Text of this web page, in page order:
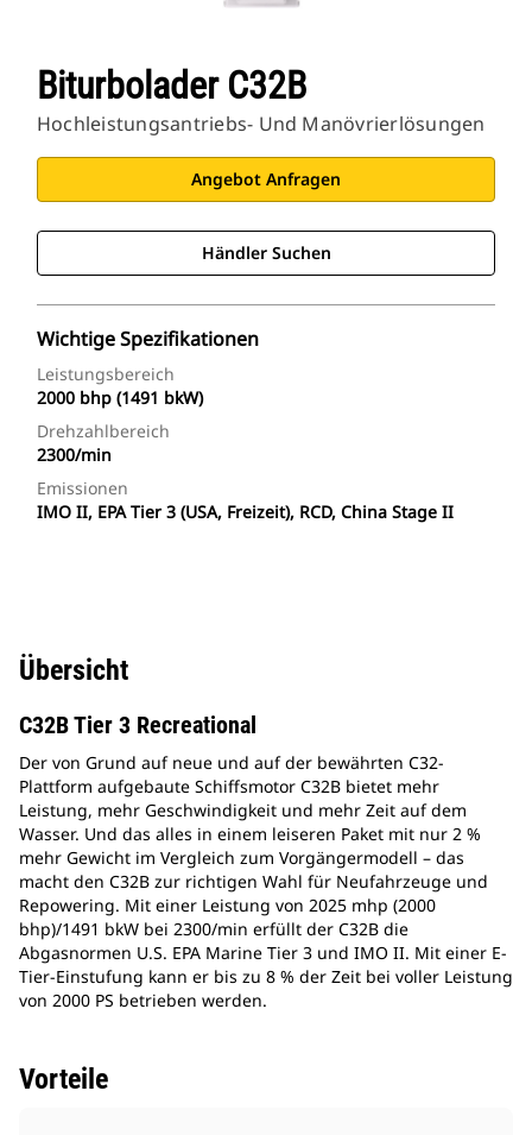
Biturbolader C32B
Hochleistungsantriebs- Und Manövrierlösungen
Angebot Anfragen
Händler Suchen
Wichtige Spezifikationen
Leistungsbereich
2000 bhp (1491 bkW)
Drehzahlbereich
2300/min
Emissionen
IMO II, EPA Tier 3 (USA, Freizeit), RCD, China Stage II
Übersicht
C32B Tier 3 Recreational
Der von Grund auf neue und auf der bewährten C32-
Plattform aufgebaute Schiffsmotor C32B bietet mehr
Leistung, mehr Geschwindigkeit und mehr Zeit auf dem
Wasser. Und das alles in einem leiseren Paket mit nur 2 %
mehr Gewicht im Vergleich zum Vorgängermodell – das
macht den C32B zur richtigen Wahl für Neufahrzeuge und
Repowering. Mit einer Leistung von 2025 mhp (2000
bhp)/1491 bkW bei 2300/min erfüllt der C32B die
Abgasnormen U.S. EPA Marine Tier 3 und IMO II. Mit einer E-
Tier-Einstufung kann er bis zu 8 % der Zeit bei voller Leistung
von 2000 PS betrieben werden.
Vorteile